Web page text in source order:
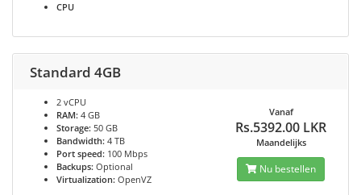
CPU
Standard 4GB
2 vCPU
RAM: 4 GB
Storage: 50 GB
Bandwidth: 4 TB
Port speed: 100 Mbps
Backups: Optional
Virtualization: OpenVZ
Vanaf
Rs.5392.00 LKR
Maandelijks
Nu bestellen